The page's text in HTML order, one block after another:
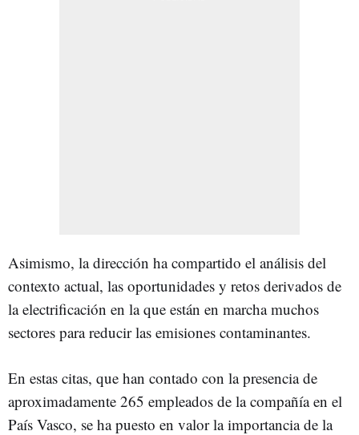
Asimismo, la dirección ha compartido el análisis del
contexto actual, las oportunidades y retos derivados de
la electrificación en la que están en marcha muchos
sectores para reducir las emisiones contaminantes.
En estas citas, que han contado con la presencia de
aproximadamente 265 empleados de la compañía en el
País Vasco, se ha puesto en valor la importancia de la